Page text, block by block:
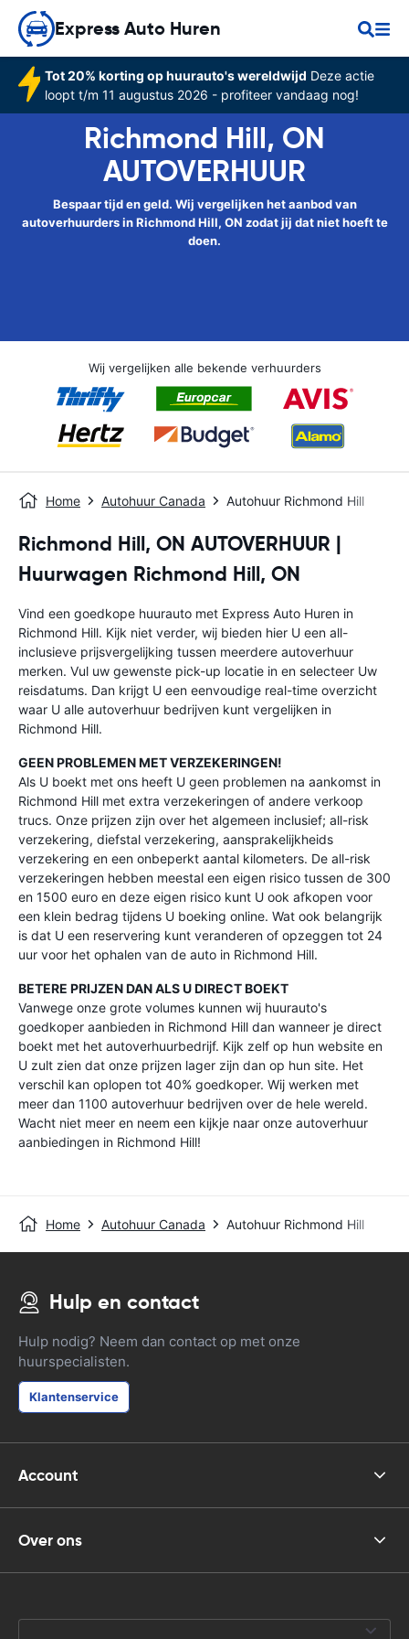
Express Auto Huren
Tot 20% korting op huurauto's wereldwijd Deze actie
loopt t/m 11 augustus 2026 - profiteer vandaag nog!
Richmond Hill, ON
AUTOVERHUUR
Bespaar tijd en geld. Wij vergelijken het aanbod van
autoverhuurders in Richmond Hill, ON zodat jij dat niet hoeft te
doen.
Wij vergelijken alle bekende verhuurders
Home Autohuur Canada Autohuur Richmond Hill
Richmond Hill, ON AUTOVERHUUR |
Huurwagen Richmond Hill, ON
Vind een goedkope huurauto met Express Auto Huren in
Richmond Hill. Kijk niet verder, wij bieden hier U een all-
inclusieve prijsvergelijking tussen meerdere autoverhuur
merken. Vul uw gewenste pick-up locatie in en selecteer Uw
reisdatums. Dan krijgt U een eenvoudige real-time overzicht
waar U alle autoverhuur bedrijven kunt vergelijken in
Richmond Hill.
GEEN PROBLEMEN MET VERZEKERINGEN!
Als U boekt met ons heeft U geen problemen na aankomst in
Richmond Hill met extra verzekeringen of andere verkoop
trucs. Onze prijzen zijn over het algemeen inclusief; all-risk
verzekering, diefstal verzekering, aansprakelijkheids
verzekering en een onbeperkt aantal kilometers. De all-risk
verzekeringen hebben meestal een eigen risico tussen de 300
en 1500 euro en deze eigen risico kunt U ook afkopen voor
een klein bedrag tijdens U boeking online. Wat ook belangrijk
is dat U een reservering kunt veranderen of opzeggen tot 24
uur voor het ophalen van de auto in Richmond Hill.
BETERE PRIJZEN DAN ALS U DIRECT BOEKT
Vanwege onze grote volumes kunnen wij huurauto's
goedkoper aanbieden in Richmond Hill dan wanneer je direct
boekt met het autoverhuurbedrijf. Kijk zelf op hun website en
U zult zien dat onze prijzen lager zijn dan op hun site. Het
verschil kan oplopen tot 40% goedkoper. Wij werken met
meer dan 1100 autoverhuur bedrijven over de hele wereld.
Wacht niet meer en neem een kijkje naar onze autoverhuur
aanbiedingen in Richmond Hill!
Home Autohuur Canada Autohuur Richmond Hill
Hulp en contact
Hulp nodig? Neem dan contact op met onze
huurspecialisten.
Klantenservice
Account
Over ons